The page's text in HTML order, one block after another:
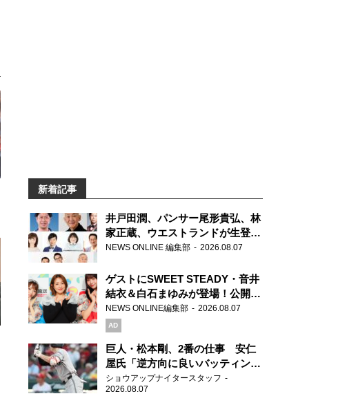
新着記事
井戸田潤、パンサー尾形貴弘、林
家正蔵、ウエストランドが生登
場！『ラジオビバリー昼ズ』
NEWS ONLINE 編集部 2026.08.07
ゲストにSWEET STEADY・音井
結衣＆白石まゆみが登場！公開収
録で素顔全開！
NEWS ONLINE編集部 2026.08.07
AD
巨人・松本剛、2番の仕事 安仁
屋氏「逆方向に良いバッティン
グ」
ショウアップナイタースタッフ
2026.08.07